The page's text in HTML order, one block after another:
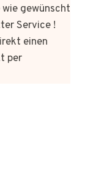
gewünscht
Service !
einen
per